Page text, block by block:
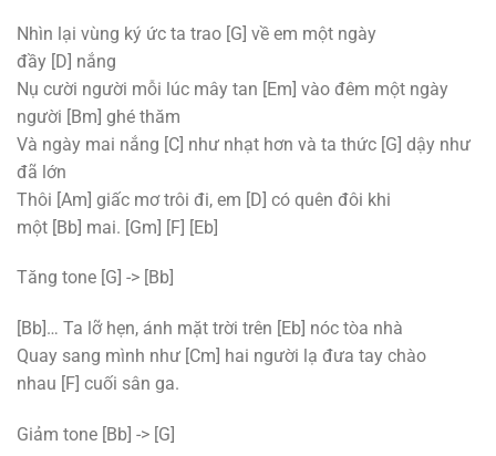
Nhìn lại vùng ký ức ta trao [G] về em một ngày
đầy [D] nắng
Nụ cười người mỗi lúc mây tan [Em] vào đêm một ngày
người [Bm] ghé thăm
Và ngày mai nắng [C] như nhạt hơn và ta thức [G] dậy như
đã lớn
Thôi [Am] giấc mơ trôi đi, em [D] có quên đôi khi
một [Bb] mai. [Gm] [F] [Eb]
Tăng tone [G] -> [Bb]
[Bb] … Ta lỡ hẹn, ánh mặt trời trên [Eb] nóc tòa nhà
Quay sang mình như [Cm] hai người lạ đưa tay chào
nhau [F] cuối sân ga.
Giảm tone [Bb] -> [G]